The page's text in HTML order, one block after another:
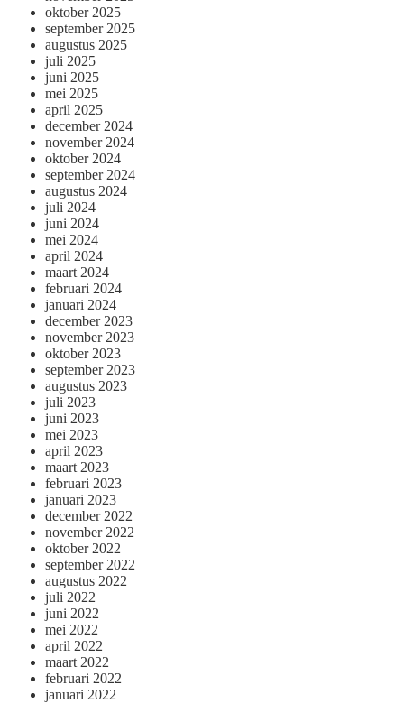
oktober 2025
september 2025
augustus 2025
juli 2025
juni 2025
mei 2025
april 2025
december 2024
november 2024
oktober 2024
september 2024
augustus 2024
juli 2024
juni 2024
mei 2024
april 2024
maart 2024
februari 2024
januari 2024
december 2023
november 2023
oktober 2023
september 2023
augustus 2023
juli 2023
juni 2023
mei 2023
april 2023
maart 2023
februari 2023
januari 2023
december 2022
november 2022
oktober 2022
september 2022
augustus 2022
juli 2022
juni 2022
mei 2022
april 2022
maart 2022
februari 2022
januari 2022